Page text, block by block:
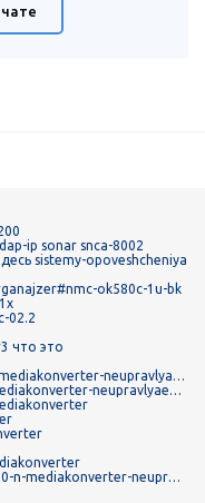
ip sonar snca-8002
sistemy-opoveshcheniya
#nmc-ok580c-1u-bk
02.2
что это
neupravlyae
neupravlyaem
n-mediakonverter-neupravl